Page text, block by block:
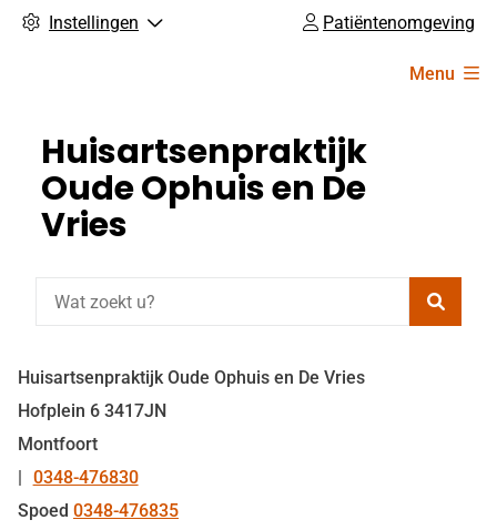
Instellingen Patiëntenomgeving
Menu
Huisartsenpraktijk
Oude Ophuis en De
Vries
Huisartsenpraktijk Oude Ophuis en De Vries
Hofplein 6 3417JN
Montfoort
Tel:
0348-476830
Spoed 0348-476835